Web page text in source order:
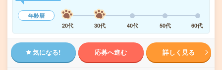
年齢層
20代
30代 40代 50代 60代
気になる! 応募へ進む 詳しく見る